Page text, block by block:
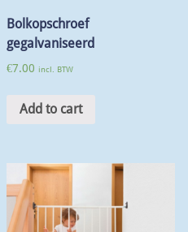
Bolkopschroef
gegalvaniseerd
€7.00 incl. BTW
Add to cart